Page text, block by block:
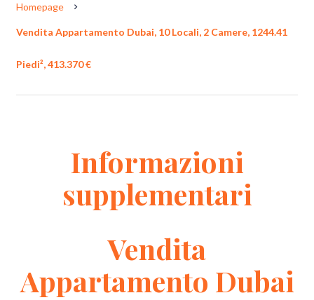
Homepage
Vendita Appartamento Dubai, 10 Locali, 2 Camere, 1244.41
Piedi², 413.370 €
Informazioni
supplementari
Vendita
Appartamento Dubai